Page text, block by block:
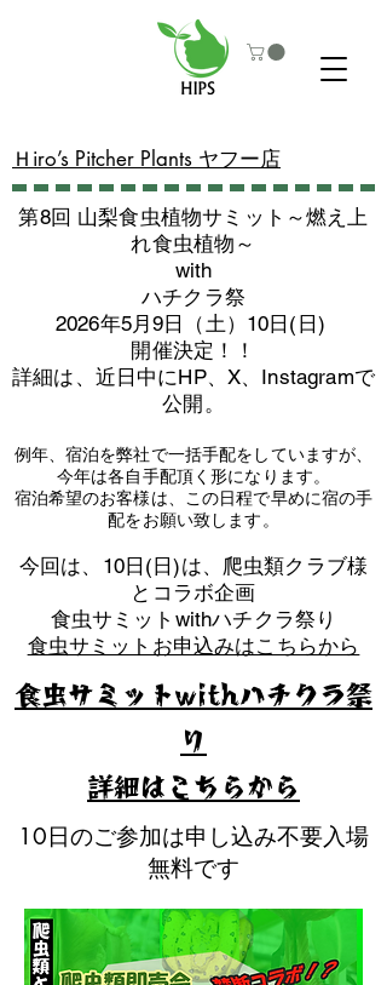
​Ｈiro’s Pitcher Plants ヤフー店
第8回 山梨食虫植物サミット～燃え上
れ食虫植物～
with
​ハチクラ祭
2026年5月9日（土）10日(日)
​開催決定！！
詳細は、近日中にHP、X、Instagramで
公開。
例年、宿泊を弊社で一括手配をしていますが、
今年は各自手配頂く形になります。
​宿泊希望のお客様は、この日程で早めに宿の手
配をお願い致します。
​今回は、10日(日)は、爬虫類クラブ様
とコラボ企画
​食虫サミットwithハチクラ祭り
食虫サミットお申込みはこちらから
10日のご参加は申し込み不要入場
無料です
食虫サミットwithハチクラ祭
り
​詳細はこちらから